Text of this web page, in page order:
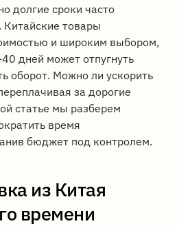
долгие сроки часто
Китайские товары
и широким выбором,
дней может отпугнуть
оборот. Можно ли ускорить
за дорогие
статье мы разберем
время
бюджет под контролем.
из Китая
времени